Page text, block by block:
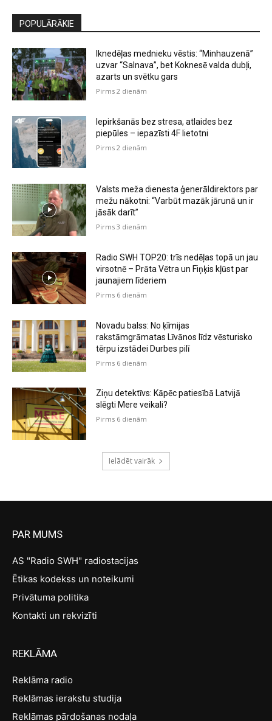
POPULĀRĀKIE
Iknedēļas mednieku vēstis: “Minhauzenā”
uzvar “Salnava”, bet Koknesē valda dubļi,
azarts un svētku gars
Pirms 2 dienām
Iepirkšanās bez stresa, atlaides bez
piepūles – iepazīsti 4F lietotni
Pirms 2 dienām
Valsts meža dienesta ģenerāldirektors par
mežu nākotni: “Varbūt mazāk jārunā un ir
jāsāk darīt”
Pirms 3 dienām
Radio SWH TOP20: trīs nedēļas topā un jau
virsotnē – Prāta Vētra un Fiņķis kļūst par
jaunajiem līderiem
Pirms 6 dienām
Novadu balss: No ķīmijas
rakstāmgrāmatas Līvānos līdz vēsturisko
tērpu izstādei Durbes pilī
Pirms 6 dienām
Ziņu detektīvs: Kāpēc patiesībā Latvijā
slēgti Mere veikali?
Pirms 6 dienām
Ielādēt vairāk
PAR MUMS
AS "Radio SWH" radiostacijas
Ētikas kodekss un noteikumi
Privātuma politika
Kontakti un rekvizīti
REKLĀMA
Reklāma radio
Reklāmas ierakstu studija
Reklāmas pārdošanas nodaļa